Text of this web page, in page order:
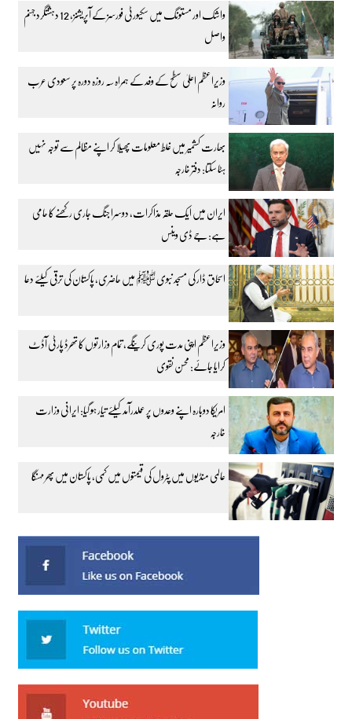
واشک اور مستونگ میں سکیورٹی فورسز کے آپریشنز، 12 دہشتگرد جہنم
واصل
وزیراعظم اعلیٰ سطح کے وفد کے ہمراہ سہ روزہ دورہ پر سعودی عرب
روانہ
بھارت کشمیر میں غلط معلومات پھیلا کر اپنے مظالم سے توجہ نہیں
ہٹا سکتا: دفتر خارجہ
ایران میں ایک حلقہ مذاکرات، دوسرا جنگ جاری رکھنے کا حامی
ہے: جے ڈی وینس
اسحاق ڈار کی مسجد نبوی ﷺ میں حاضری، پاکستان کی ترقی کیلئے دعا
وزیراعظم اپنی مدت پوری کرینگے، تمام وزارتوں کا تھرڈ پارٹی آڈٹ
کرایا جائے: محسن نقوی
امریکا دوبارہ اپنے وعدوں پر عملدرآمد کیلئے تیار ہو گیا: ایرانی وزارت
خارجہ
عالمی منڈیوں میں پٹرول کی قیمتوں میں کمی، پاکستان میں پھر مہنگا